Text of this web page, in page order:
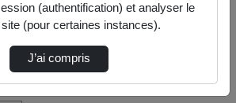
(authentification) et analyser le
(pour certaines instances).
J’ai compris